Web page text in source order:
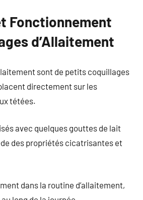
Fonctionnement
d’Allaitement
sont de petits coquillages
directement sur les
tétées.
avec quelques gouttes de lait
des propriétés cicatrisantes et
dans la routine d’allaitement,